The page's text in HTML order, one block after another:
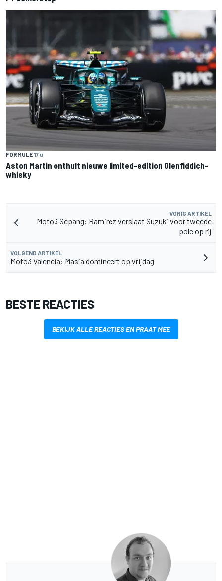
FORMULE 17 u
Aston Martin onthult nieuwe limited-edition Glenfiddich-
whisky
VORIG ARTIKEL
Moto3 Sepang: Ramirez verslaat Suzuki voor tweede
pole op rij
VOLGEND ARTIKEL
Moto3 Valencia: Masia domineert op vrijdag
BESTE REACTIES
BEKIJK ALLE REACTIES EN PRAAT MEE